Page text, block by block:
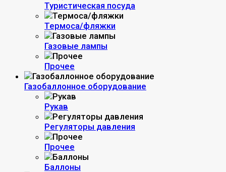
Туристическая посуда
Термоса/фляжки
Газовые лампы
Прочее
Газобаллонное оборудование
Рукав
Регуляторы давления
Прочее
Баллоны